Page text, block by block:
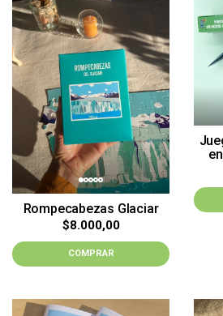
Rompecabezas Glaciar
$8.000,00
COMPRAR